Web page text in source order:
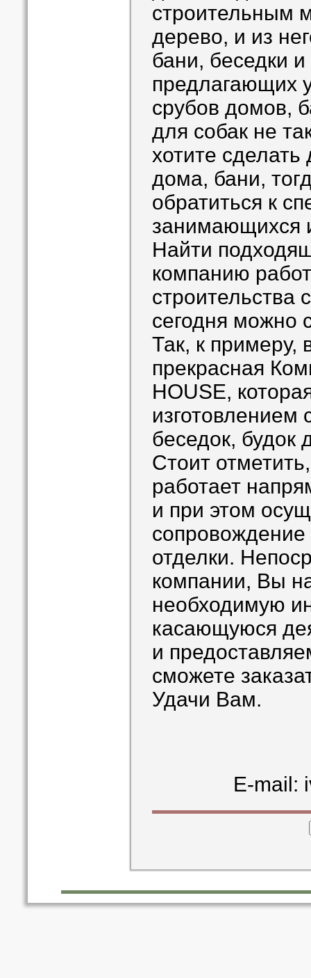
строительным
дерево, и из
бани, беседки
предлагающих
срубов домов,
для собак не
хотите
дома, бани,
обратиться к
занимающихся
Найти
компанию
строительства
сегодня можно
Так, к примеру,
прекрасная
HOUSE,
изготовлением
беседок, будок
Стоит
работает
и при этом
сопровождение
отделки.
компании, Вы
необходимую
касающуюся
и
сможете
Удачи Вам.
E-mail: